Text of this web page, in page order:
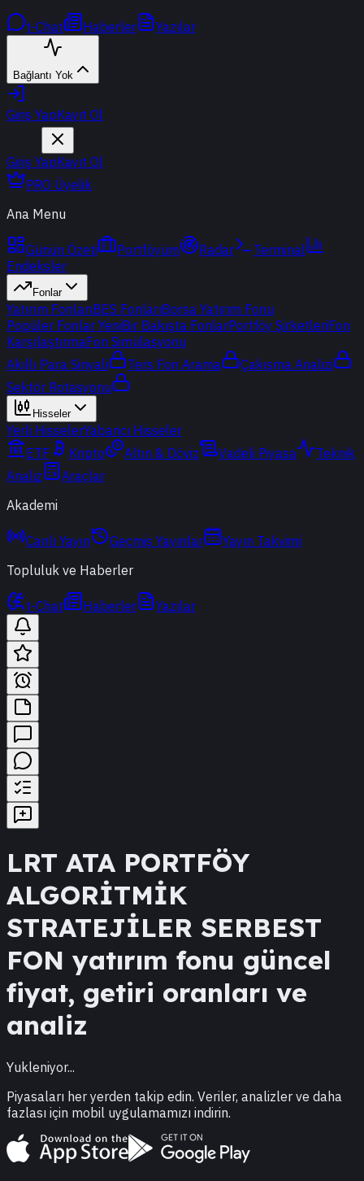
t-Chat Haberler Yazılar
Bağlantı Yok
Giriş YapKayıt Ol
Giriş YapKayıt Ol
PRO Üyelik
Ana Menu
Günün Özeti Portföyüm Radar
Terminal
Endeksler
Fonlar
Yatırım FonlarıBES FonlarıBorsa Yatırım Fonu
Popüler Fonlar YeniBir Bakışta FonlarPortföy ŞirketleriFon
KarşılaştırmaFon Simülasyonu
Akıllı Para Sinyali
Ters Fon Arama
Çakışma Analizi
Sektör Rotasyonu
Hisseler
Yerli HisselerYabancı Hisseler
ETF
Kripto Altın & Döviz Vadeli Piyasa
Teknik
Analiz
Araçlar
Akademi
Canlı Yayın Geçmiş Yayınlar
Yayın Takvimi
Topluluk ve Haberler
t-Chat Haberler Yazılar
LRT ATA PORTFÖY
ALGORİTMİK
STRATEJİLER SERBEST
FON yatırım fonu güncel
fiyat, getiri oranları ve
analiz
Yukleniyor...
Piyasaları her yerden takip edin. Veriler, analizler ve daha
fazlası için mobil uygulamamızı indirin.